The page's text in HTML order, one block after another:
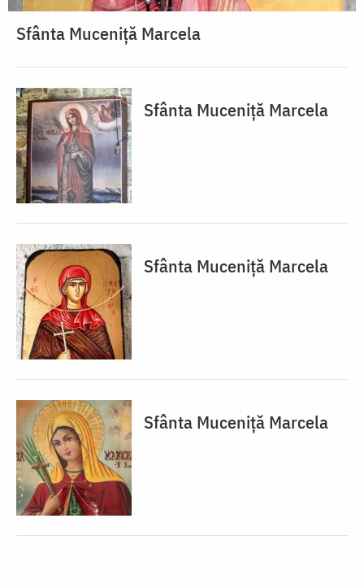
Sfânta Muceniță Marcela
Sfânta Muceniță Marcela
Sfânta Muceniță Marcela
Sfânta Muceniță Marcela